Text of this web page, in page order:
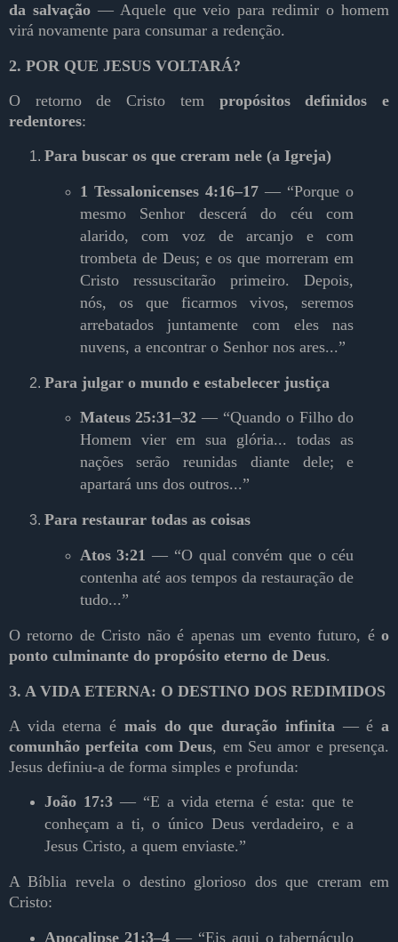
da salvação— Aquele que veio para redimir o homem
virá novamente para consumar a redenção.
2. POR QUE JESUS VOLTARÁ?
O retorno de Cristo tem propósitos definidos e
redentores:
Para buscar os que creram nele (a Igreja)
1 Tessalonicenses 4:16–17— “Porque o
mesmo Senhor descerá do céu com
alarido, com voz de arcanjo e com
trombeta de Deus; e os que morreram em
Cristo ressuscitarão primeiro. Depois,
nós, os que ficarmos vivos, seremos
arrebatados juntamente com eles nas
nuvens, a encontrar o Senhor nos ares...”
Para julgar o mundo e estabelecer justiça
Mateus 25:31–32 — “Quando o Filho do
Homem vier em sua glória... todas as
nações serão reunidas diante dele; e
apartará uns dos outros...”
Para restaurar todas as coisas
Atos 3:21 — “O qual convém que o céu
contenha até aos tempos da restauração de
tudo...”
O retorno de Cristo não é apenas um evento futuro, é o
ponto culminante do propósito eterno de Deus.
3. A VIDA ETERNA: O DESTINO DOS REDIMIDOS
A vida eterna é mais do que duração infinita — éa
comunhão perfeita com Deus, em Seu amor e presença.
Jesus definiu-a de forma simples e profunda:
João 17:3— “E a vida eterna é esta: que te
conheçam a ti, o único Deus verdadeiro, e a
Jesus Cristo, a quem enviaste.”
A Bíblia revela o destino glorioso dos que creram em
Cristo:
Apocalipse 21:3–4 — “Eis aqui o tabernáculo